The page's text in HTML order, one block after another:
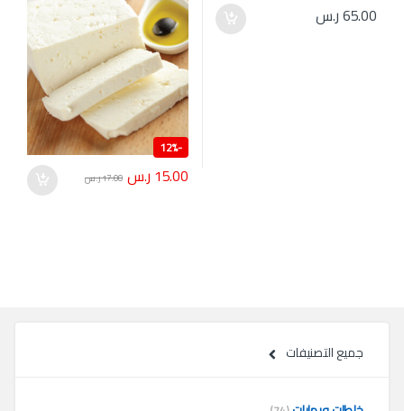
65.00ر.س
-
12%
15.00 ر.س 17.00ر.س
جميع التصنيفات